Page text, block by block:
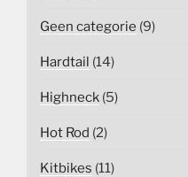
Geen categorie (9)
Hardtail (14)
Highneck (5)
Hot Rod (2)
Kitbikes (11)